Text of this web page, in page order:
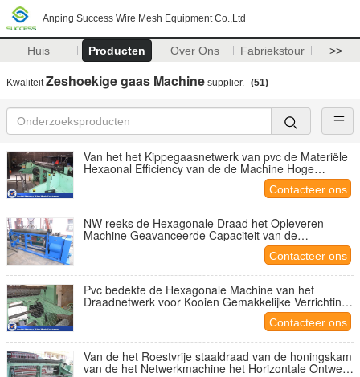
Anping Success Wire Mesh Equipment Co.,Ltd
Huis Producten Over Ons Fabriekstour >>
KwaliteitZeshoekige gaas Machine supplier. (51)
Van het het Kippegaasnetwerk van pvc de Materiële
Hexaonal Efficiency van de de Machine Hoge
Contacteer ons
NW reeks de Hexagonale Draad het Opleveren
Machine Geavanceerde Capaciteit van de
Contacteer ons
Pvc bedekte de Hexagonale Machine van het
Draadnetwerk voor Kooien Gemakkelijke Verrichting
Contacteer ons
Van de het Roestvrije staaldraad van de honingskam
van de het Netwerkmachine het Horizontale Ontwerp